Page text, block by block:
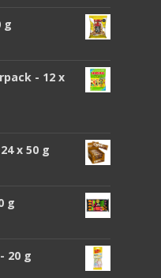
g
- 12 x
x 50 g
g
20 g